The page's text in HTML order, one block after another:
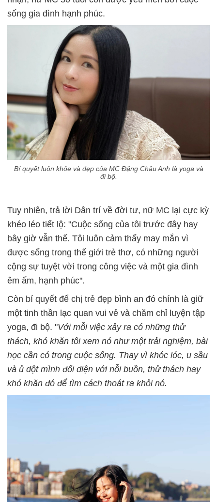
sống gia đình hạnh phúc.
Bí quyết luôn khỏe và đẹp của MC Đặng Châu Anh là yoga và
đi bộ.
Tuy nhiên, trả lời Dân trí về đời tư, nữ MC lại cực kỳ
khéo léo tiết lộ: "Cuộc sống của tôi trước đây hay
bây giờ vẫn thế. Tôi luôn cảm thấy may mắn vì
được sống trong thế giới trẻ thơ, có những người
cộng sự tuyệt vời trong công việc và một gia đình
êm ấm, hạnh phúc".
Còn bí quyết để chị trẻ đẹp bình an đó chính là giữ
một tinh thần lạc quan vui vẻ và chăm chỉ luyện tập
yoga, đi bộ. "Với mỗi việc xảy ra có những thử
thách, khó khăn tôi xem nó như một trải nghiệm, bài
học cần có trong cuộc sống. Thay vì khóc lóc, u sầu
và ủ dột mình đối diện với nỗi buồn, thử thách hay
khó khăn đó để tìm cách thoát ra khỏi nó.